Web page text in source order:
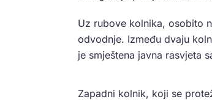
Uz rubove kolnika, osobito
odvodnje. Između dvaju
je smještena javna rasvjeta
Zapadni kolnik, koji se